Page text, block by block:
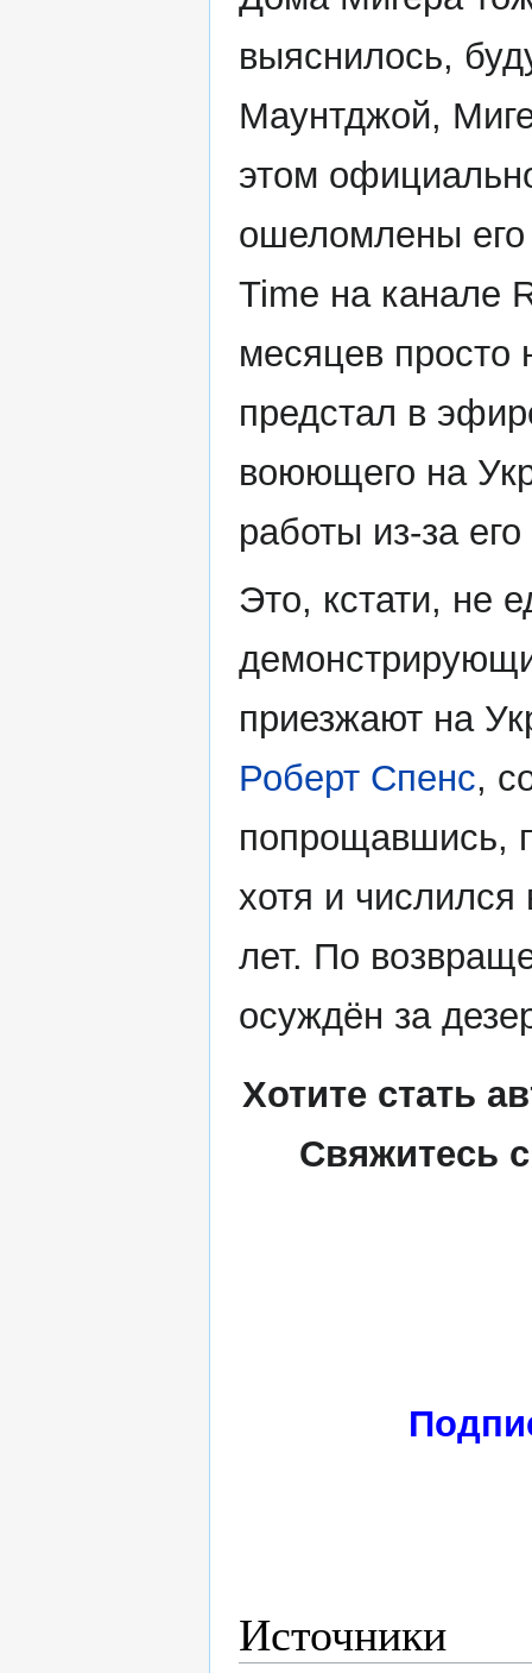
выяснилось,
Маунтджой,
этом
ошеломлены
Time на канале
месяцев просто
предстал в
воюющего на
работы из-за
Это, кстати, не
приезжают на
Роберт Спенс,
попрощавшись,
хотя и
лет. По
осуждён за
Хотите стать
Свяжитесь
Источники